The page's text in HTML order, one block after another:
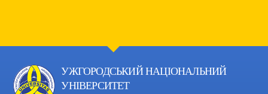
УЖГОРОДСЬКИЙ НАЦІОНАЛЬНИЙ
УНІВЕРСИТЕТ